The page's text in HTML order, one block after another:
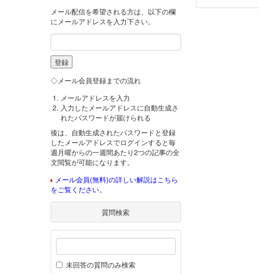
メール配信を希望される方は、以下の欄
にメールアドレスを入力下さい。
◇メール会員登録までの流れ
メールアドレスを入力
入力したメールアドレスに自動生成さ
れたパスワードが届けられる
後は、自動生成されたパスワードと登録
したメールアドレスでログインすると毎
週月曜からの一週間あたり2つの記事の全
文閲覧が可能になります。
メール会員(無料)の詳しい解説はこちら
をご覧ください。
質問検索
未回答の質問のみ検索